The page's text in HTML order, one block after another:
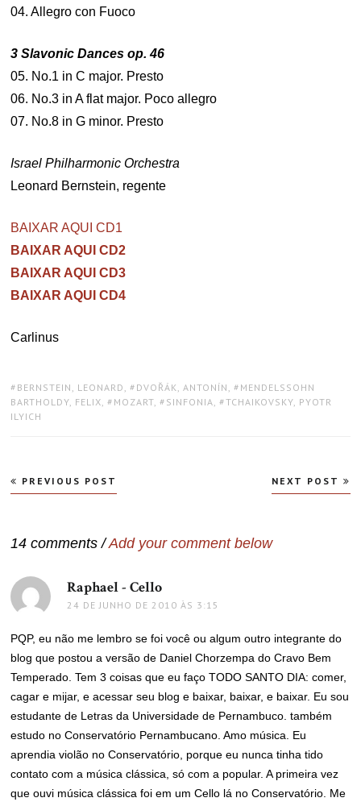
04. Allegro con Fuoco
3 Slavonic Dances op. 46
05. No.1 in C major. Presto
06. No.3 in A flat major. Poco allegro
07. No.8 in G minor. Presto
Israel Philharmonic Orchestra
Leonard Bernstein, regente
BAIXAR AQUI CD1
BAIXAR AQUI CD2
BAIXAR AQUI CD3
BAIXAR AQUI CD4
Carlinus
TAGS:
BERNSTEIN, LEONARD , DVOŘÁK, ANTONÍN , MENDELSSOHN
BARTHOLDY, FELIX, MOZART, SINFONIA, TCHAIKOVSKY, PYOTR
ILYICH
Navegação
de
PREVIOUS POST NEXT POST
14 comments /Add your comment below
Raphael - Cello
24 DE JUNHO DE 2010 ÀS 3:15
PQP, eu não me lembro se foi você ou algum outro integrante do
blog que postou a versão de Daniel Chorzempa do Cravo Bem
Temperado. Tem 3 coisas que eu faço TODO SANTO DIA: comer,
cagar e mijar, e acessar seu blog e baixar, baixar, e baixar. Eu sou
estudante de Letras da Universidade de Pernambuco. também
estudo no Conservatório Pernambucano. Amo música. Eu
aprendia violão no Conservatório, porque eu nunca tinha tido
contato com a música clássica, só com a popular. A primeira vez
que ouvi música clássica foi em um Cello lá no Conservatório. Me